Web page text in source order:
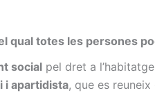
qual totes les persones
social pel dret a
i apartidista, que es